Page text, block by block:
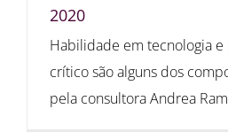
2020
Habilidade em tecnologia
crítico são alguns dos
pela consultora Andrea